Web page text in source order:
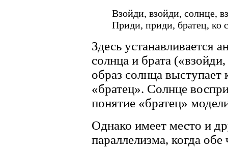
Взойди, взойди, солнце,
Приди, приди, братец, ко
Здесь устанавливается
солнца и брата
образ солнца выступает
«братец». Солнце
понятие «братец»
Однако имеет место и
параллелизма, когда